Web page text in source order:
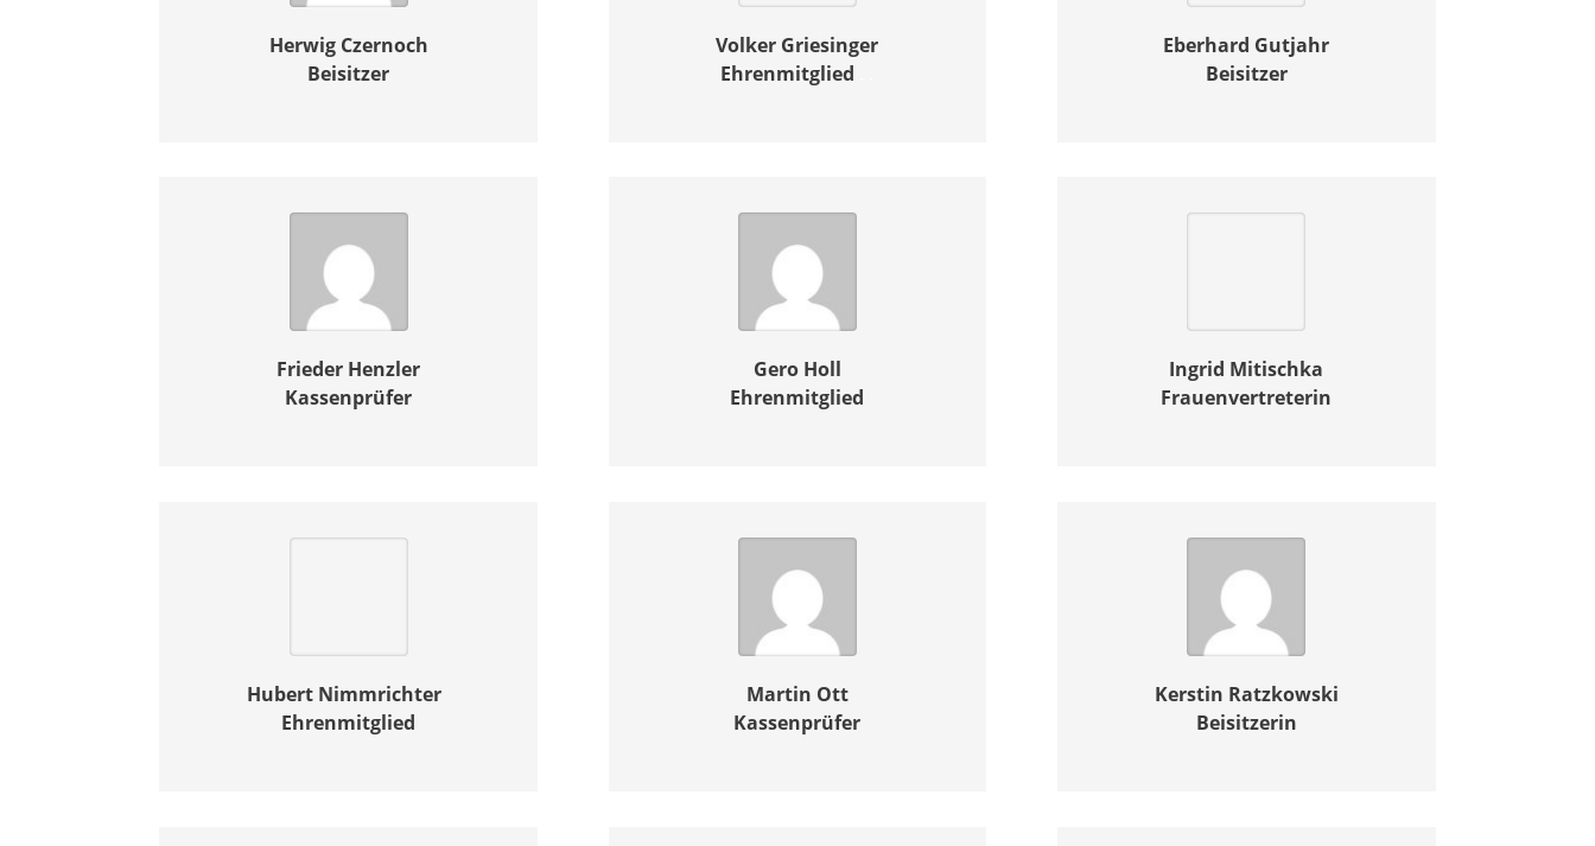
Herwig Czernoch
Beisitzer
Frieder Henzler
Kassenprüfer
Hubert Nimmrichter
Ehrenmitglied
Volker Griesinger
Ehrenmitglied
Gero Holl
Ehrenmitglied
Martin Ott
Kassenprüfer
Eberhard Gutjahr
Beisitzer
Ingrid Mitischka
Frauenvertreterin
Kerstin Ratzkowski
Beisitzerin